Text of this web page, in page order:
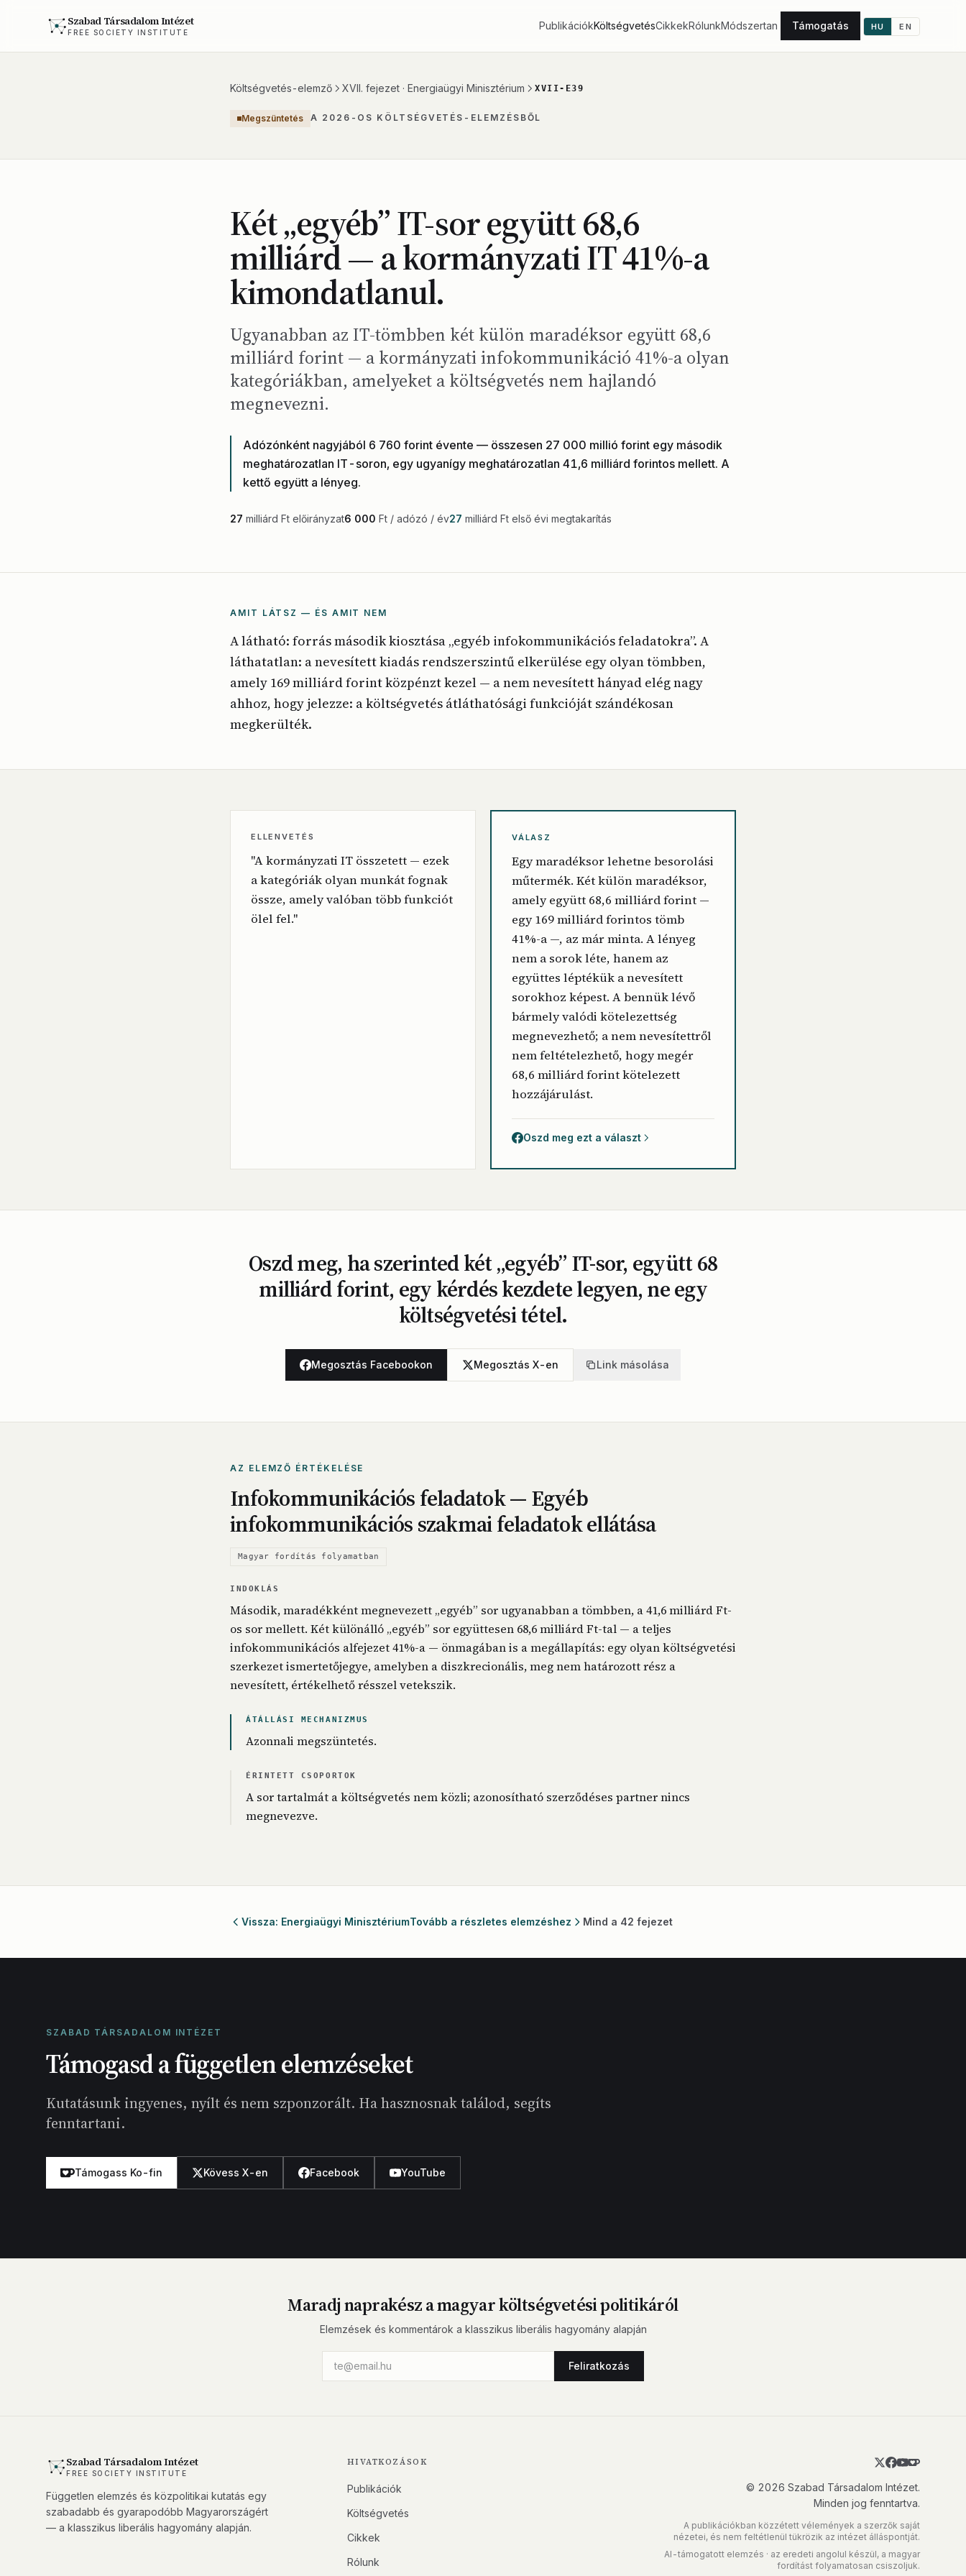
Szabad Társadalom Intézet
FREE SOCIETY INSTITUTE
PublikációkKöltségvetésCikkekRólunkMódszertan Támogatás HU EN
Költségvetés-elemző XVII. fejezet · Energiaügyi Minisztérium XVII-E39
Megszüntetés A 2026-OS KÖLTSÉGVETÉS-ELEMZÉSBŐL
Két „egyéb” IT-sor együtt 68,6
milliárd — a kormányzati IT 41%-a
kimondatlanul.
Ugyanabban az IT-tömbben két külön maradéksor együtt 68,6
milliárd forint — a kormányzati infokommunikáció 41%-a olyan
kategóriákban, amelyeket a költségvetés nem hajlandó
megnevezni.
Adózónként nagyjából 6 760 forint évente — összesen 27 000 millió forint egy második
meghatározatlan IT-soron, egy ugyanígy meghatározatlan 41,6 milliárd forintos mellett. A
kettő együtt a lényeg.
27 milliárd Ft előirányzat6 000 Ft / adózó / év27 milliárd Ft első évi megtakarítás
AMIT LÁTSZ — ÉS AMIT NEM
A látható: forrás második kiosztása „egyéb infokommunikációs feladatokra”. A
láthatatlan: a nevesített kiadás rendszerszintű elkerülése egy olyan tömbben,
amely 169 milliárd forint közpénzt kezel — a nem nevesített hányad elég nagy
ahhoz, hogy jelezze: a költségvetés átláthatósági funkcióját szándékosan
megkerülték.
ELLENVETÉS
"A kormányzati IT összetett — ezek
a kategóriák olyan munkát fognak
össze, amely valóban több funkciót
ölel fel."
VÁLASZ
Egy maradéksor lehetne besorolási
műtermék. Két külön maradéksor,
amely együtt 68,6 milliárd forint —
egy 169 milliárd forintos tömb
41%-a —, az már minta. A lényeg
nem a sorok léte, hanem az
együttes léptékük a nevesített
sorokhoz képest. A bennük lévő
bármely valódi kötelezettség
megnevezhető; a nem nevesítettről
nem feltételezhető, hogy megér
68,6 milliárd forint kötelezett
hozzájárulást.
Oszd meg ezt a választ
Oszd meg, ha szerinted két „egyéb” IT-sor, együtt 68
milliárd forint, egy kérdés kezdete legyen, ne egy
költségvetési tétel.
Megosztás Facebookon Megosztás X-en Link másolása
AZ ELEMZŐ ÉRTÉKELÉSE
Infokommunikációs feladatok — Egyéb
infokommunikációs szakmai feladatok ellátása
Magyar fordítás folyamatban
INDOKLÁS
Második, maradékként megnevezett „egyéb” sor ugyanabban a tömbben, a 41,6 milliárd Ft-
os sor mellett. Két különálló „egyéb” sor együttesen 68,6 milliárd Ft-tal — a teljes
infokommunikációs alfejezet 41%-a — önmagában is a megállapítás: egy olyan költségvetési
szerkezet ismertetőjegye, amelyben a diszkrecionális, meg nem határozott rész a
nevesített, értékelhető résszel vetekszik.
ÁTÁLLÁSI MECHANIZMUS
Azonnali megszüntetés.
ÉRINTETT CSOPORTOK
A sor tartalmát a költségvetés nem közli; azonosítható szerződéses partner nincs
megnevezve.
Vissza: Energiaügyi MinisztériumTovább a részletes elemzéshez Mind a 42 fejezet
SZABAD TÁRSADALOM INTÉZET
Támogasd a független elemzéseket
Kutatásunk ingyenes, nyílt és nem szponzorált. Ha hasznosnak találod, segíts
fenntartani.
Támogass Ko-fin Kövess X-en Facebook YouTube
Maradj naprakész a magyar költségvetési politikáról
Elemzések és kommentárok a klasszikus liberális hagyomány alapján
Feliratkozás
Szabad Társadalom Intézet
FREE SOCIETY INSTITUTE
Független elemzés és közpolitikai kutatás egy
szabadabb és gyarapodóbb Magyarországért
— a klasszikus liberális hagyomány alapján.
HIVATKOZÁSOK
Publikációk
Költségvetés
Cikkek
Rólunk
© 2026 Szabad Társadalom Intézet.
Minden jog fenntartva.
A publikációkban közzétett vélemények a szerzők saját
nézetei, és nem feltétlenül tükrözik az intézet álláspontját.
AI-támogatott elemzés · az eredeti angolul készül, a magyar
fordítást folyamatosan csiszoljuk.